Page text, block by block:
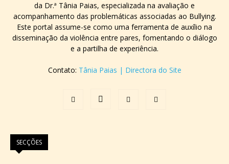
da Dr.ª Tânia Paias, especializada na avaliação e
acompanhamento das problemáticas associadas ao Bullying.
Este portal assume-se como uma ferramenta de auxílio na
disseminação da violência entre pares, fomentando o diálogo
e a partilha de experiência.
Contato: Tânia Paias | Directora do Site
SECÇÕES